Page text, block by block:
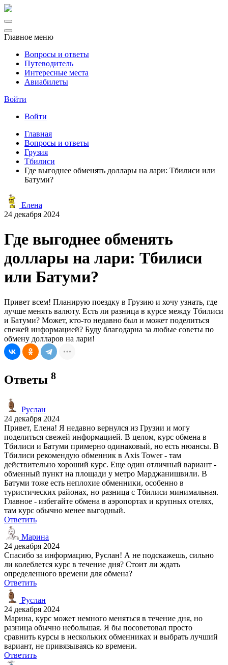
Главное меню
Вопросы и ответы
Путеводитель
Интересные места
Авиабилеты
Войти
Войти
Главная
Вопросы и ответы
Грузия
Тбилиси
Где выгоднее обменять доллары на лари: Тбилиси или
Батуми?
Елена
24 декабря 2024
Где выгоднее обменять
доллары на лари: Тбилиси
или Батуми?
Привет всем! Планирую поездку в Грузию и хочу узнать, где
лучше менять валюту. Есть ли разница в курсе между Тбилиси
и Батуми? Может, кто-то недавно был и может поделиться
свежей информацией? Буду благодарна за любые советы по
обмену долларов на лари!
Ответы 8
Руслан
24 декабря 2024
Привет, Елена! Я недавно вернулся из Грузии и могу
поделиться свежей информацией. В целом, курс обмена в
Тбилиси и Батуми примерно одинаковый, но есть нюансы. В
Тбилиси рекомендую обменник в Axis Tower - там
действительно хороший курс. Еще один отличный вариант -
обменный пункт на площади у метро Марджанишвили. В
Батуми тоже есть неплохие обменники, особенно в
туристических районах, но разница с Тбилиси минимальная.
Главное - избегайте обмена в аэропортах и крупных отелях,
там курс обычно менее выгодный.
Ответить
Марина
24 декабря 2024
Спасибо за информацию, Руслан! А не подскажешь, сильно
ли колеблется курс в течение дня? Стоит ли ждать
определенного времени для обмена?
Ответить
Руслан
24 декабря 2024
Марина, курс может немного меняться в течение дня, но
разница обычно небольшая. Я бы посоветовал просто
сравнить курсы в нескольких обменниках и выбрать лучший
вариант, не привязываясь ко времени.
Ответить